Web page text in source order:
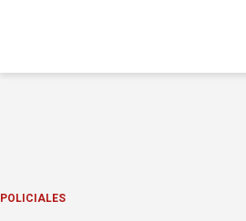
POLICIALES